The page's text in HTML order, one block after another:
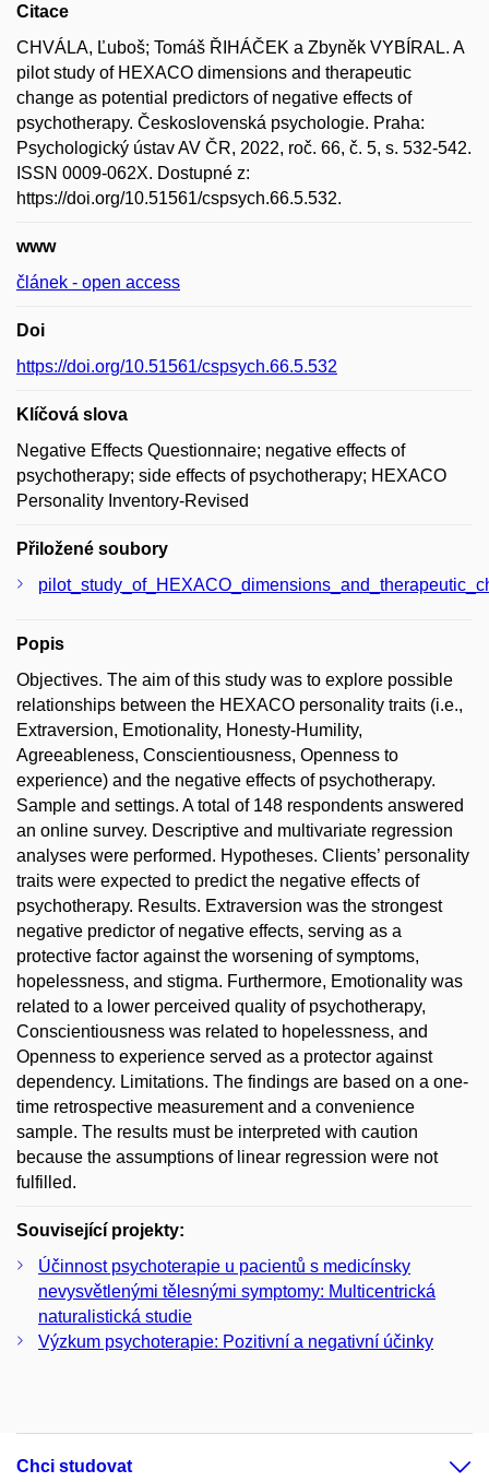
Citace
CHVÁLA, Ľuboš; Tomáš ŘIHÁČEK a Zbyněk VYBÍRAL. A
pilot study of HEXACO dimensions and therapeutic
change as potential predictors of negative effects of
psychotherapy. Československá psychologie. Praha:
Psychologický ústav AV ČR, 2022, roč. 66, č. 5, s. 532-542.
ISSN 0009-062X. Dostupné z:
https://doi.org/10.51561/cspsych.66.5.532.
www
článek - open access
Doi
https://doi.org/10.51561/cspsych.66.5.532
Klíčová slova
Negative Effects Questionnaire; negative effects of
psychotherapy; side effects of psychotherapy; HEXACO
Personality Inventory-Revised
Přiložené soubory
Popis
Objectives. The aim of this study was to explore possible
relationships between the HEXACO personality traits (i.e.,
Extraversion, Emotionality, Honesty-Humility,
Agreeableness, Conscientiousness, Openness to
experience) and the negative effects of psychotherapy.
Sample and settings. A total of 148 respondents answered
an online survey. Descriptive and multivariate regression
analyses were performed. Hypotheses. Clients’ personality
traits were expected to predict the negative effects of
psychotherapy. Results. Extraversion was the strongest
negative predictor of negative effects, serving as a
protective factor against the worsening of symptoms,
hopelessness, and stigma. Furthermore, Emotionality was
related to a lower perceived quality of psychotherapy,
Conscientiousness was related to hopelessness, and
Openness to experience served as a protector against
dependency. Limitations. The findings are based on a one-
time retrospective measurement and a convenience
sample. The results must be interpreted with caution
because the assumptions of linear regression were not
fulfilled.
Související projekty:
Účinnost psychoterapie u pacientů s medicínsky
nevysvětlenými tělesnými symptomy: Multicentrická
naturalistická studie
Výzkum psychoterapie: Pozitivní a negativní účinky
Chci studovat